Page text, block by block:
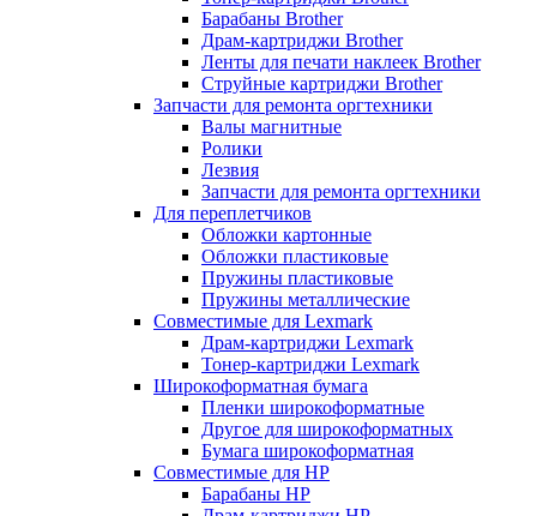
Барабаны Brother
Драм-картриджи Brother
Ленты для печати наклеек Brother
Струйные картриджи Brother
Запчасти для ремонта оргтехники
Валы магнитные
Ролики
Лезвия
Запчасти для ремонта оргтехники
Для переплетчиков
Обложки картонные
Обложки пластиковые
Пружины пластиковые
Пружины металлические
Совместимые для Lexmark
Драм-картриджи Lexmark
Тонер-картриджи Lexmark
Широкоформатная бумага
Пленки широкоформатные
Другое для широкоформатных
Бумага широкоформатная
Совместимые для HP
Барабаны HP